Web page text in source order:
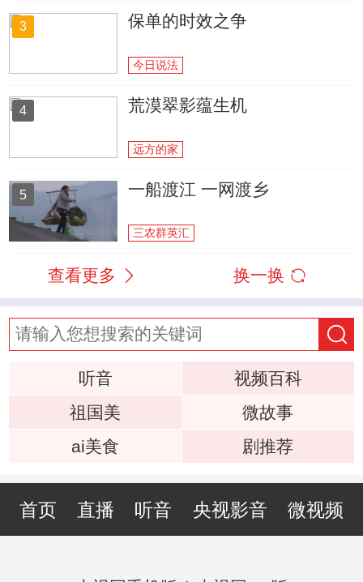
3 保单的时效之争
今日说法
4 荒漠翠影蕴生机
远方的家
5 一船渡江 一网渡乡
三农群英汇
查看更多 换一换
听音
视频百科
祖国美
微故事
ai美食
剧推荐
首页 直播 听音 央视影音 微视频